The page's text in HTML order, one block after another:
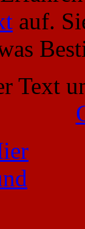
auf.
Text